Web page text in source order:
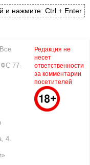
и нажмите: Ctrl + Enter
ФС 77-
4.
Редакция не
несет
ответственности
за комментарии
посетителей